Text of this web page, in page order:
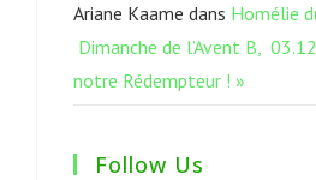
Ariane Kaame dans Homélie
Dimanche de l’Avent B,
notre Rédempteur ! »
Follow Us